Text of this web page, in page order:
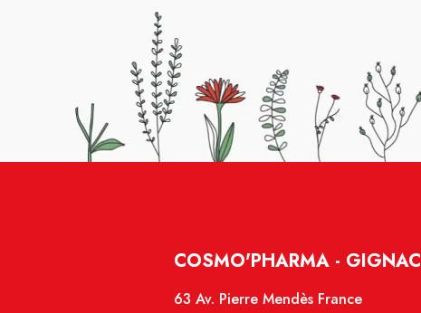
COSMO'PHARMA - GIGNAC
63 Av. Pierre Mendès France